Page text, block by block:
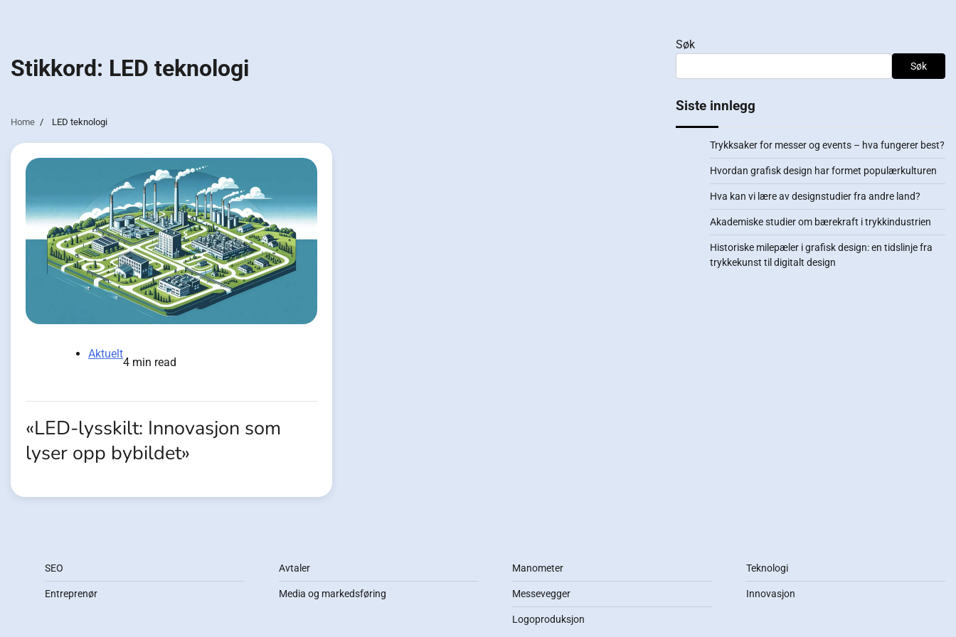
Stikkord: LED teknologi
Home LED teknologi
Aktuelt
4 min read
«LED-lysskilt: Innovasjon som
lyser opp bybildet»
Søk
Søk
Siste innlegg
Trykksaker for messer og events – hva fungerer best?
Hvordan grafisk design har formet populærkulturen
Hva kan vi lære av designstudier fra andre land?
Akademiske studier om bærekraft i trykkindustrien
Historiske milepæler i grafisk design: en tidslinje fra
trykkekunst til digitalt design
SEO
Entreprenør
Avtaler
Media og markedsføring
Manometer
Messevegger
Logoproduksjon
Teknologi
Innovasjon